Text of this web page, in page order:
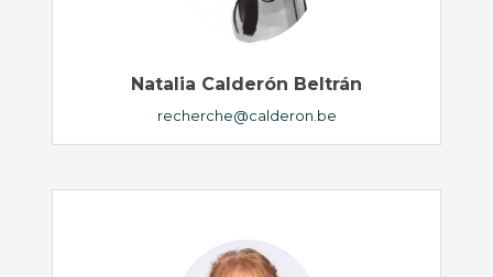
Natalia Calderón Beltrán
recherche@calderon.be